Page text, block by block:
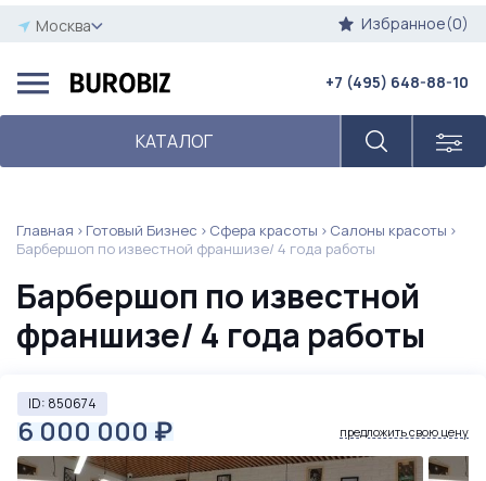
Москва Избранное(0)
КАТАЛОГ
+7 (495) 648-88-10
Главная Готовый Бизнес Сфера красоты
Салоны красоты
Барбершоп по известной франшизе/ 4 года работы
Барбершоп по известной
франшизе/ 4 года работы
ID: 850674
6 000 000 ₽ предложить свою цену